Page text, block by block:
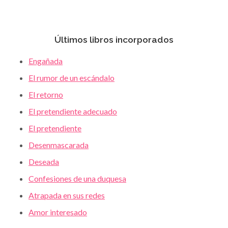
Últimos libros incorporados
Engañada
El rumor de un escándalo
El retorno
El pretendiente adecuado
El pretendiente
Desenmascarada
Deseada
Confesiones de una duquesa
Atrapada en sus redes
Amor interesado